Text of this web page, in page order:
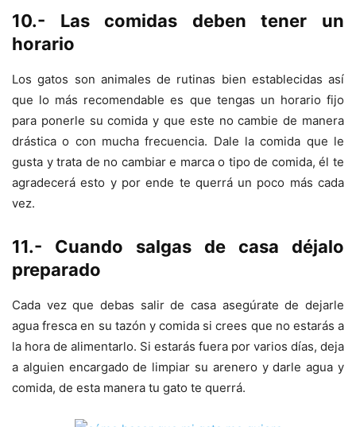
10.- Las comidas deben tener un
horario
Los gatos son animales de rutinas bien establecidas así
que lo más recomendable es que tengas un horario fijo
para ponerle su comida y que este no cambie de manera
drástica o con mucha frecuencia. Dale la comida que le
gusta y trata de no cambiar e marca o tipo de comida, él te
agradecerá esto y por ende te querrá un poco más cada
vez.
11.- Cuando salgas de casa déjalo
preparado
Cada vez que debas salir de casa asegúrate de dejarle
agua fresca en su tazón y comida si crees que no estarás a
la hora de alimentarlo. Si estarás fuera por varios días, deja
a alguien encargado de limpiar su arenero y darle agua y
comida, de esta manera tu gato te querrá.